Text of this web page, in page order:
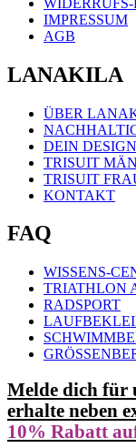
IMPRESSUM
AGB
LANAKILA
ÜBER
DEIN DESIGN
TRISUIT
TRISUIT
KONTAKT
FAQ
WISSENS-
TRIATHLON
RADSPORT
Melde dich für
erhalte neben
10% Rabatt